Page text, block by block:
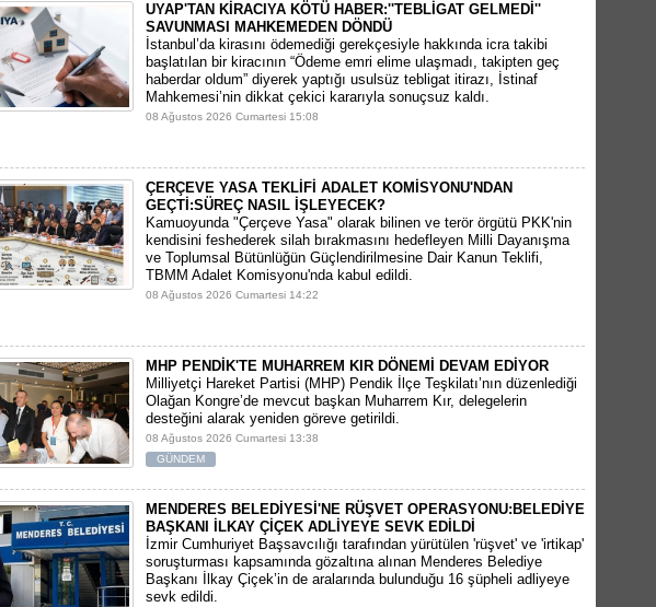
UYAP'TAN KİRACIYA KÖTÜ HABER:''TEBLİGAT GELMEDİ''
SAVUNMASI MAHKEMEDEN DÖNDÜ
​İstanbul’da kirasını ödemediği gerekçesiyle hakkında icra takibi
başlatılan bir kiracının “Ödeme emri elime ulaşmadı, takipten geç
haberdar oldum” diyerek yaptığı usulsüz tebligat itirazı, İstinaf
Mahkemesi’nin dikkat çekici kararıyla sonuçsuz kaldı.
08 Ağustos 2026 Cumartesi 15:08
ÇERÇEVE YASA TEKLİFİ ADALET KOMİSYONU'NDAN
GEÇTİ:SÜREÇ NASIL İŞLEYECEK?
​Kamuoyunda "Çerçeve Yasa" olarak bilinen ve terör örgütü PKK'nin
kendisini feshederek silah bırakmasını hedefleyen Milli Dayanışma
ve Toplumsal Bütünlüğün Güçlendirilmesine Dair Kanun Teklifi,
TBMM Adalet Komisyonu'nda kabul edildi.
08 Ağustos 2026 Cumartesi 14:22
MHP PENDİK'TE MUHARREM KIR DÖNEMİ DEVAM EDİYOR
​Milliyetçi Hareket Partisi (MHP) Pendik İlçe Teşkilatı’nın düzenlediği
Olağan Kongre’de mevcut başkan Muharrem Kır, delegelerin
desteğini alarak yeniden göreve getirildi.
08 Ağustos 2026 Cumartesi 13:38
GÜNDEM
MENDERES BELEDİYESİ'NE RÜŞVET OPERASYONU:BELEDİYE
BAŞKANI İLKAY ÇİÇEK ADLİYEYE SEVK EDİLDİ
​İzmir Cumhuriyet Başsavcılığı tarafından yürütülen 'rüşvet' ve 'irtikap'
soruşturması kapsamında gözaltına alınan Menderes Belediye
Başkanı İlkay Çiçek’in de aralarında bulunduğu 16 şüpheli adliyeye
sevk edildi.